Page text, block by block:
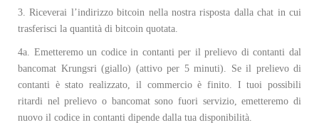
3. Riceverai l’indirizzo bitcoin nella nostra risposta dalla chat in cui
trasferisci la quantità di bitcoin quotata.
4a. Emetteremo un codice in contanti per il prelievo di contanti dal
bancomat Krungsri (giallo) (attivo per 5 minuti). Se il prelievo di
contanti è stato realizzato, il commercio è finito. I tuoi possibili
ritardi nel prelievo o bancomat sono fuori servizio, emetteremo di
nuovo il codice in contanti dipende dalla tua disponibilità.